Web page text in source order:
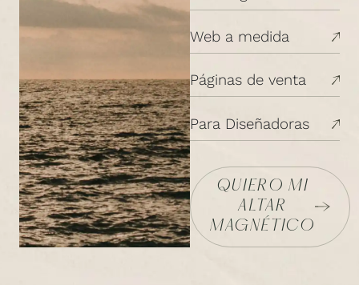
Web a medida
Páginas de venta
Para Diseñadoras
QUIERO MI
ALTAR
MAGNÉTICO